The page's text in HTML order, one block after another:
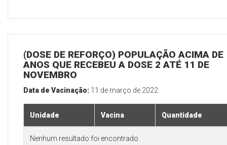
(DOSE DE REFORÇO) POPULAÇÃO ACIMA DE
ANOS QUE RECEBEU A DOSE 2 ATÉ 11 DE
NOVEMBRO
Data de Vacinação: 11 de março de 2022
Unidade Vacina Quantidade
Nenhum resultado foi encontrado.